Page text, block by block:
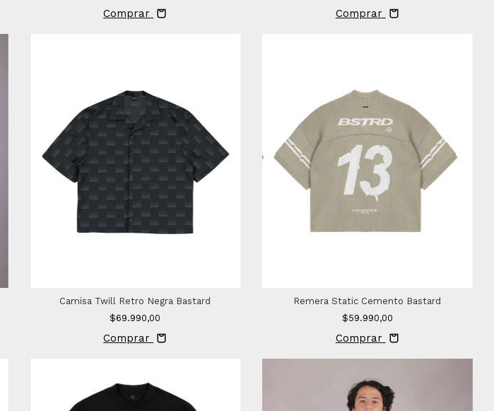
Comprar Comprar
Camisa Twill Retro Negra Bastard
$69.990,00
Comprar
Remera Static Cemento Bastard
$59.990,00
Comprar